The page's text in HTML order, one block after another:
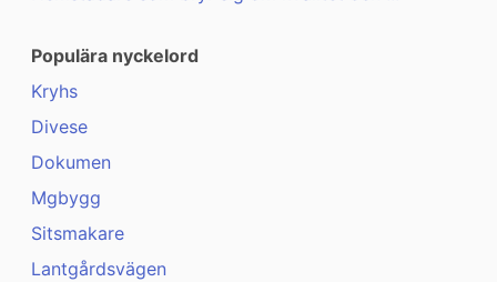
Populära nyckelord
Kryhs
Divese
Dokumen
Mgbygg
Sitsmakare
Lantgårdsvägen